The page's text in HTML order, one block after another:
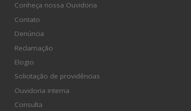
Conheça nossa Ouvidoria
Contato
Denúncia
Reclamação
Elogio
Solicitação de providências
Ouvidoria interna
Consulta